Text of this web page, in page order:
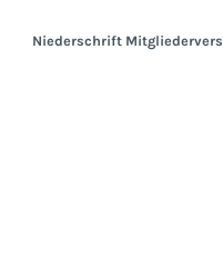
Niederschrift